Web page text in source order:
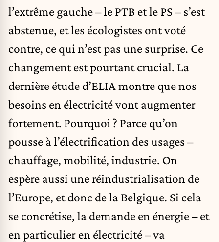
l’extrême gauche – le PTB et le PS – s’est
abstenue, et les écologistes ont voté
contre, ce qui n’est pas une surprise. Ce
changement est pourtant crucial. La
dernière étude d’ELIA montre que nos
besoins en électricité vont augmenter
fortement. Pourquoi ? Parce qu’on
pousse à l’électrification des usages –
chauffage, mobilité, industrie. On
espère aussi une réindustrialisation de
l’Europe, et donc de la Belgique. Si cela
se concrétise, la demande en énergie – et
en particulier en électricité – va